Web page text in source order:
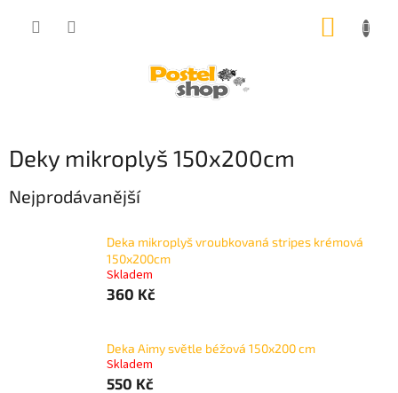
Deky mikroplyš 150x200cm
Nejprodávanější
Deka mikroplyš vroubkovaná stripes krémová
150x200cm
Skladem
360 Kč
Deka Aimy světle béžová 150x200 cm
Skladem
550 Kč